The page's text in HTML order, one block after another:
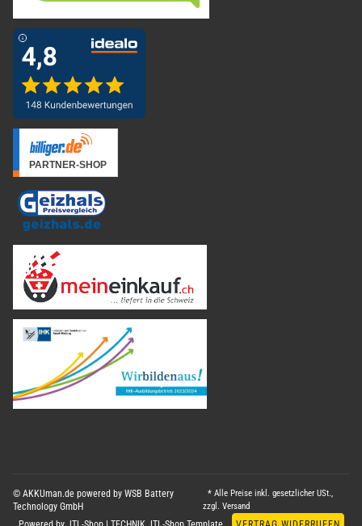
© AKKUman.de powered by WSB Battery
Technology GmbH
* Alle Preise inkl. gesetzlicher USt.,
zzgl.Versand